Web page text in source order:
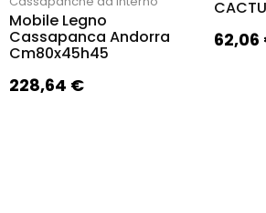
Mobile Legno
Cassapanca Andorra
Cm80x45h45
228,64 €
62,06